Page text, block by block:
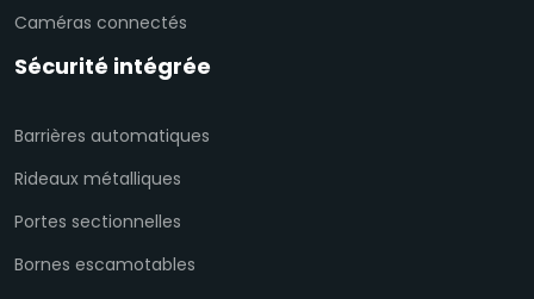
Caméras connectés
Sécurité intégrée
Barrières automatiques
Rideaux métalliques
Portes sectionnelles
Bornes escamotables